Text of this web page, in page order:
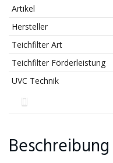
Artikel
Hersteller
Teichfilter Art
Teichfilter Förderleistung
UVC Technik
Beschreibung